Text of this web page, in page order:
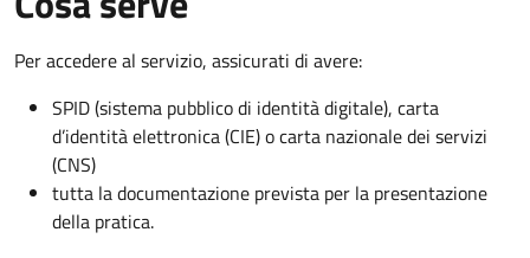
Per accedere al servizio, assicurati di avere:
SPID (sistema pubblico di identità digitale), carta
d’identità elettronica (CIE) o carta nazionale dei servizi
(CNS)
tutta la documentazione prevista per la presentazione
della pratica.